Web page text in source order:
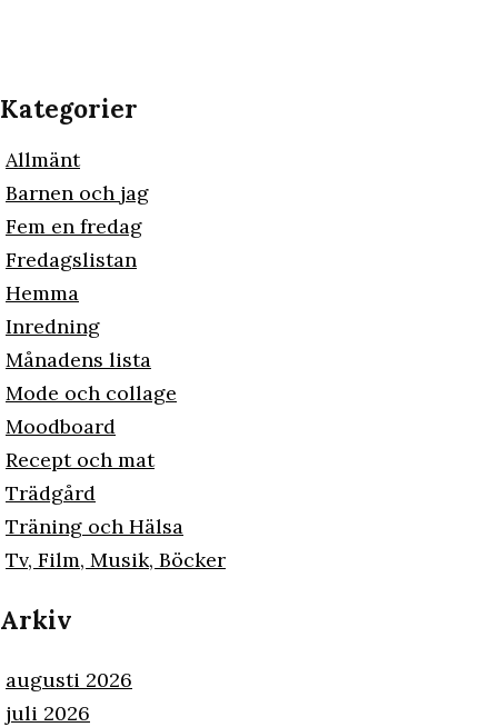
Kategorier
Allmänt
Barnen och jag
Fem en fredag
Fredagslistan
Hemma
Inredning
Månadens lista
Mode och collage
Moodboard
Recept och mat
Trädgård
Träning och Hälsa
Tv, Film, Musik, Böcker
Arkiv
augusti 2026
juli 2026